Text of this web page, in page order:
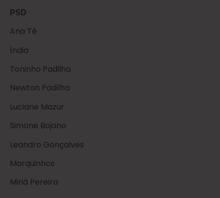
PSD
Ana Tê
Índia
Toninho Padilha
Newton Padilha
Luciane Mazur
Simone Bojano
Leandro Gonçalves
Marquinhos
Miriã Pereira